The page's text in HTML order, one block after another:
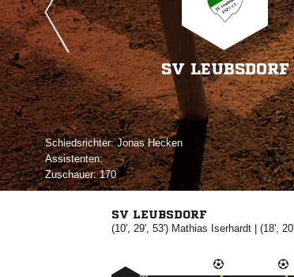
SV LEUBSDORF
Schiedsrichter:  
Assistenten:
Zuschauer:170
SV LEUBSDORF
(10', 29', 53')  | (18',